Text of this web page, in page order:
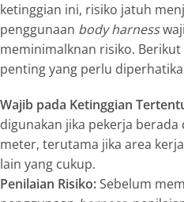
ketinggian ini, risiko jatuh
penggunaan body harness
meminimalknan risiko.
penting yang perlu
Wajib pada Ketinggian
digunakan jika pekerja
meter, terutama jika area
lain yang cukup.
Penilaian Risiko:Sebelum